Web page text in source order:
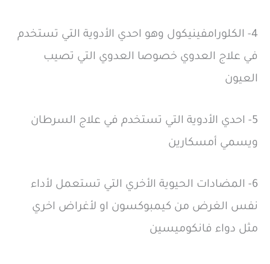
4- الكلورامفينيكول وهو احدي الأدوية التي تستخدم
في علاج العدوي خصوصا العدوي التي تصيب
العيون
5- احدي الأدوية التي تستخدم في علاج السرطان
ويسمي أمسكارين
6- المضادات الحيوية الأخري التي تستعمل لأداء
نفس الغرض من كيمبوكسون او لأغراض اخري
مثل دواء فانكوميسين